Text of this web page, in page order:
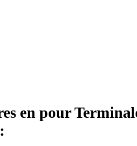
en pour